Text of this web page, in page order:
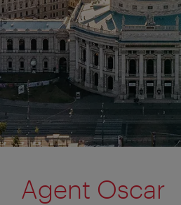
Agent Oscar